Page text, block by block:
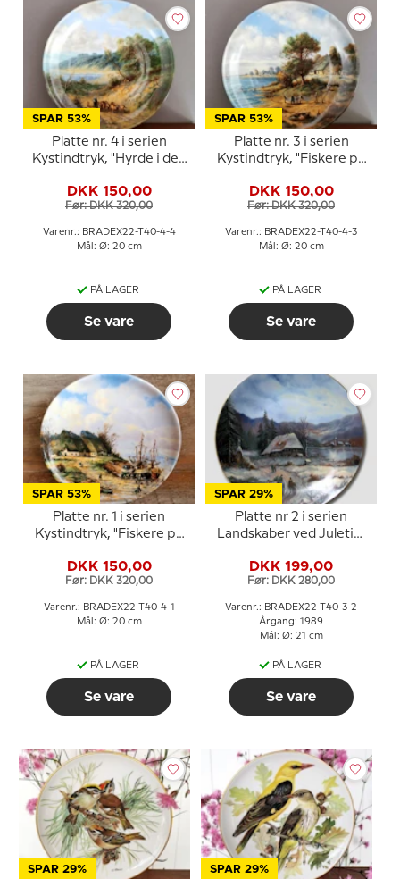
SPAR 53%
Platte nr. 4 i serien
Kystindtryk, "Hyrde i den
DKK 150,00
Før: DKK 320,00
Varenr.: BRADEX22-T40-4-4
Mål: Ø: 20 cm
PÅ LAGER
Se vare
SPAR 53%
Platte nr. 3 i serien
Kystindtryk, "Fiskere på
DKK 150,00
Før: DKK 320,00
Varenr.: BRADEX22-T40-4-3
Mål: Ø: 20 cm
PÅ LAGER
Se vare
SPAR 53%
Platte nr. 1 i serien
Kystindtryk, "Fiskere på
DKK 150,00
Før: DKK 320,00
Varenr.: BRADEX22-T40-4-1
Mål: Ø: 20 cm
PÅ LAGER
Se vare
SPAR 29%
Platte nr 2 i serien
Landskaber ved Juletid,
DKK 199,00
Før: DKK 280,00
Varenr.: BRADEX22-T40-3-2
Årgang: 1989
Mål: Ø: 21 cm
PÅ LAGER
Se vare
SPAR 29% SPAR 29%